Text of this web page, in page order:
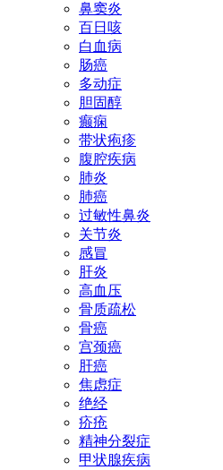
鼻窦炎
百日咳
白血病
肠癌
多动症
胆固醇
癫痫
带状疱疹
腹腔疾病
肺炎
肺癌
过敏性鼻炎
关节炎
感冒
肝炎
高血压
骨质疏松
骨癌
宫颈癌
肝癌
焦虑症
绝经
疥疮
精神分裂症
甲状腺疾病